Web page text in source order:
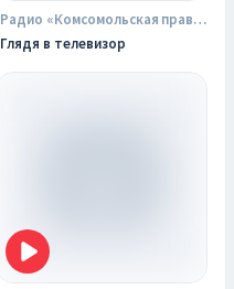
Радио «Комсомольская правда»
Глядя в телевизор